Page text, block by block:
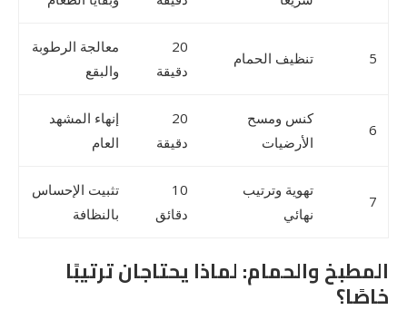
5 تنظيف الحمام
20
دقيقة
معالجة الرطوبة
والبقع
6
كنس ومسح
الأرضيات
20
دقيقة
إنهاء المشهد
العام
7
تهوية وترتيب
نهائي
10
دقائق
تثبيت الإحساس
بالنظافة
المطبخ والحمام: لماذا يحتاجان ترتيبًا
خاصًا؟